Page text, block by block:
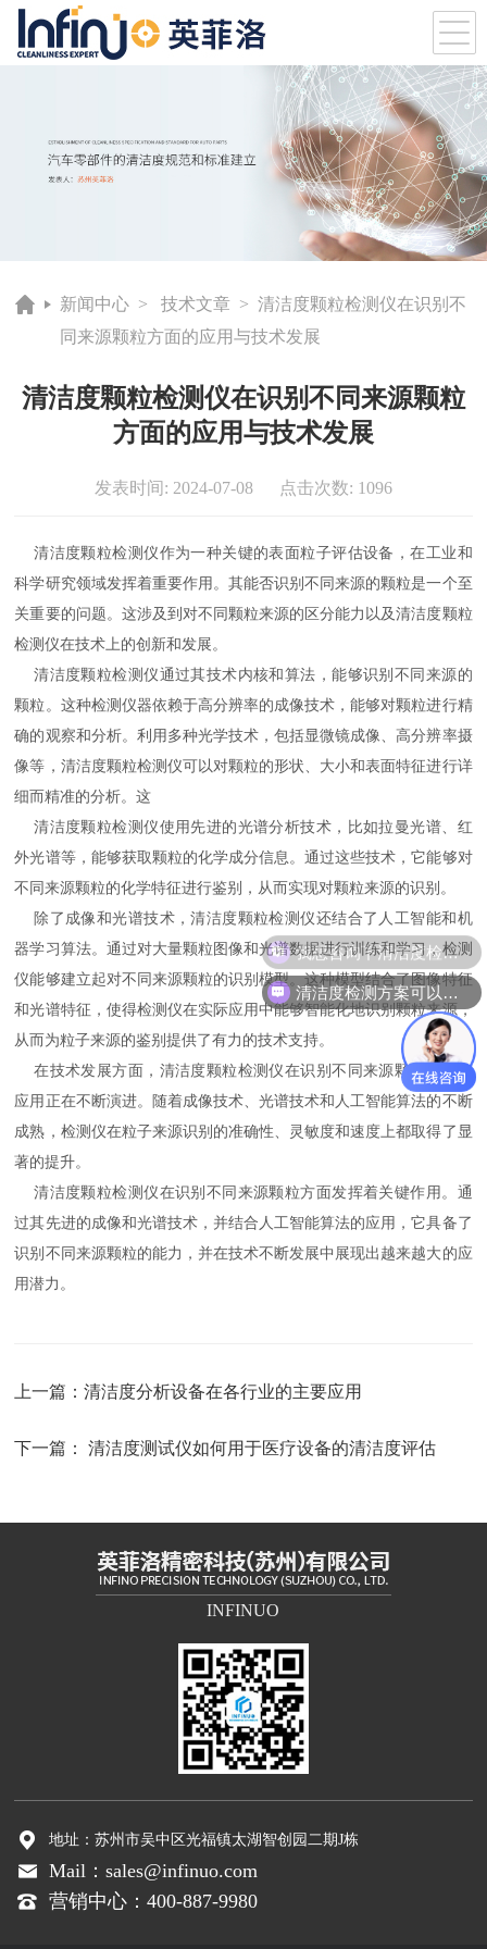
新闻中心 >技术文章 > 清洁度颗粒检测仪在识别不
同来源颗粒方面的应用与技术发展
清洁度颗粒检测仪在识别不同来源颗粒
方面的应用与技术发展
发表时间: 2024-07-08 点击次数: 1096
清洁度颗粒检测仪作为一种关键的表面粒子评估设备，在工业和
科学研究领域发挥着重要作用。其能否识别不同来源的颗粒是一个至
关重要的问题。这涉及到对不同颗粒来源的区分能力以及清洁度颗粒
检测仪在技术上的创新和发展。
清洁度颗粒检测仪通过其技术内核和算法，能够识别不同来源的
颗粒。这种检测仪器依赖于高分辨率的成像技术，能够对颗粒进行精
确的观察和分析。利用多种光学技术，包括显微镜成像、高分辨率摄
像等，清洁度颗粒检测仪可以对颗粒的形状、大小和表面特征进行详
细而精准的分析。这
清洁度颗粒检测仪使用先进的光谱分析技术，比如拉曼光谱、红
外光谱等，能够获取颗粒的化学成分信息。通过这些技术，它能够对
不同来源颗粒的化学特征进行鉴别，从而实现对颗粒来源的识别。
除了成像和光谱技术，清洁度颗粒检测仪还结合了人工智能和机
器学习算法。通过对大量颗粒图像和光谱数据进行训练和学习，检测
仪能够建立起对不同来源颗粒的识别模型。这种模型结合了图像特征
和光谱特征，使得检测仪在实际应用中能够智能化地识别颗粒来源，
从而为粒子来源的鉴别提供了有力的技术支持。
在技术发展方面，清洁度颗粒检测仪在识别不同来源颗粒方面的
应用正在不断演进。随着成像技术、光谱技术和人工智能算法的不断
成熟，检测仪在粒子来源识别的准确性、灵敏度和速度上都取得了显
著的提升。
清洁度颗粒检测仪在识别不同来源颗粒方面发挥着关键作用。通
过其先进的成像和光谱技术，并结合人工智能算法的应用，它具备了
识别不同来源颗粒的能力，并在技术不断发展中展现出越来越大的应
用潜力。
上一篇：清洁度分析设备在各行业的主要应用
下一篇：清洁度测试仪如何用于医疗设备的清洁度评估
INFINUO
地址：苏州市吴中区光福镇太湖智创园二期J栋
Mail：sales@infinuo.com
营销中心：400-887-9980
我想咨询下清洁度检测设备
清洁度检测方案可以看下吗？